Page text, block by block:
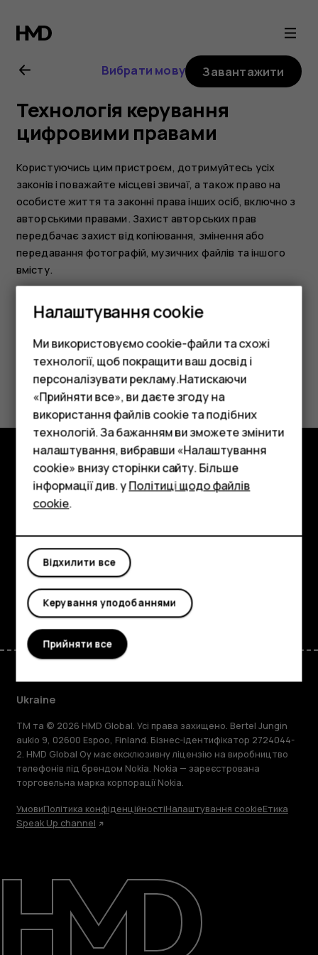
Посібник
користувача
Nokia
5
Смартфони
Фічерфони
Аксесуари
Планшети
Детальніше
Підтримка
Вибрати мову Завантажити
Технологія керування
цифровими правами
Користуючись цим пристроєм, дотримуйтесь усіх
законів і поважайте місцеві звичаї, а також право на
особисте життя та законні права інших осіб, включно з
авторськими правами. Захист авторських прав
передбачає захист від копіювання, змінення або
передавання фотографій, музичних файлів та іншого
вмісту.
Це було для вас корисним?
Так Ні
Огляд
Детальніше
Planet and people
Підтримка
FacebookInstagram
TiktokYoutubeLinkedin
Ukraine
TM та © 2026 HMD Global. Усі права захищено. Bertel Jungin
aukio 9, 02600 Espoo, Finland. Бізнес-ідентифікатор 2724044-
2. HMD Global Oy має ексклюзивну ліцензію на виробництво
телефонів під брендом Nokia. Nokia — зареєстрована
торговельна марка корпорації Nokia.
УмовиПолітика конфіденційностіНалаштування cookieЕтика
Speak Up channel
Налаштування cookie
Ми використовуємо cookie-файли та схожі
технології, щоб покращити ваш досвід і
персоналізувати рекламу.Натискаючи
«Прийняти все», ви даєте згоду на
використання файлів cookie та подібних
технологій. За бажанням ви зможете змінити
налаштування, вибравши «Налаштування
cookie» внизу сторінки сайту. Більше
інформації див. уПолітиці щодо файлів
cookie.
Відхилити все
Керування уподобаннями
Прийняти все